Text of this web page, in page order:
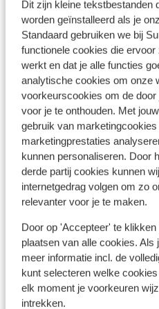
Dit zijn kleine tekstbestanden
worden geïnstalleerd als je
Standaard gebruiken we bij
functionele cookies die
werkt en dat je alle functies
analytische cookies om onze
voorkeurscookies om de
voor je te onthouden. Met
gebruik van
marketingprestaties
kunnen personaliseren. Door
derde partij cookies kunnen
internetgedrag volgen om zo
relevanter voor je te maken.
Door op 'Accepteer' te
plaatsen van alle cookies. Als
meer informatie incl. de
kunt selecteren welke
elk moment je voorkeuren
intrekken.
90 % var russere og de
kultur og de fylder ret
sted.
Hotel Simply
Alanya Turkse Rivièra Turkije
Dicht bij het fijne strand
Goede, comfortabele
Op basis van all inclusive
Wo 30 Sep. - Ma 5 Okt.
All-inclusive 2pers.
Bekijk
Andere
Rivièra